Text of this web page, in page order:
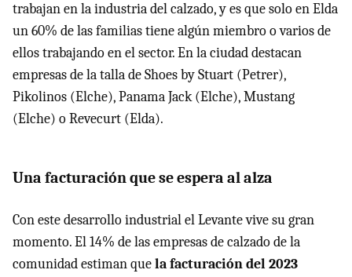
trabajan en la industria del calzado, y es que solo en Elda
un 60% de las familias tiene algún miembro o varios de
ellos trabajando en el sector. En la ciudad destacan
empresas de la talla de Shoes by Stuart (Petrer),
Pikolinos (Elche), Panama Jack (Elche), Mustang
(Elche) o Revecurt (Elda).
Una facturación que se espera al alza
Con este desarrollo industrial el Levante vive su gran
momento. El 14% de las empresas de calzado de la
comunidad estiman quela facturación del 2023